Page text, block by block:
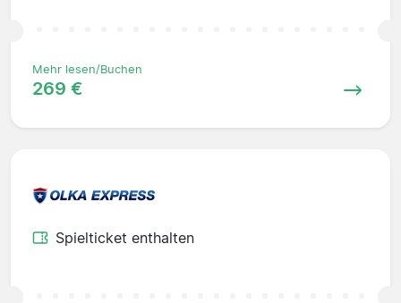
Mehr lesen/Buchen
269 €
Spielticket enthalten